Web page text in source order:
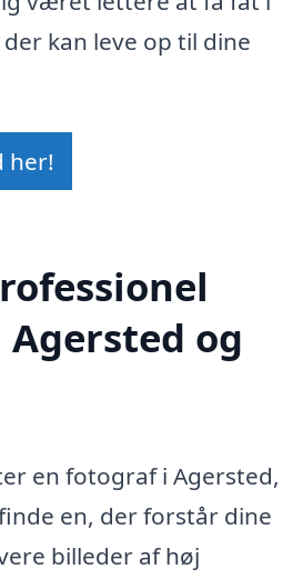
kan leve op til dine
her!
og
en fotograf i Agersted,
en, der forstår dine
billeder af høj